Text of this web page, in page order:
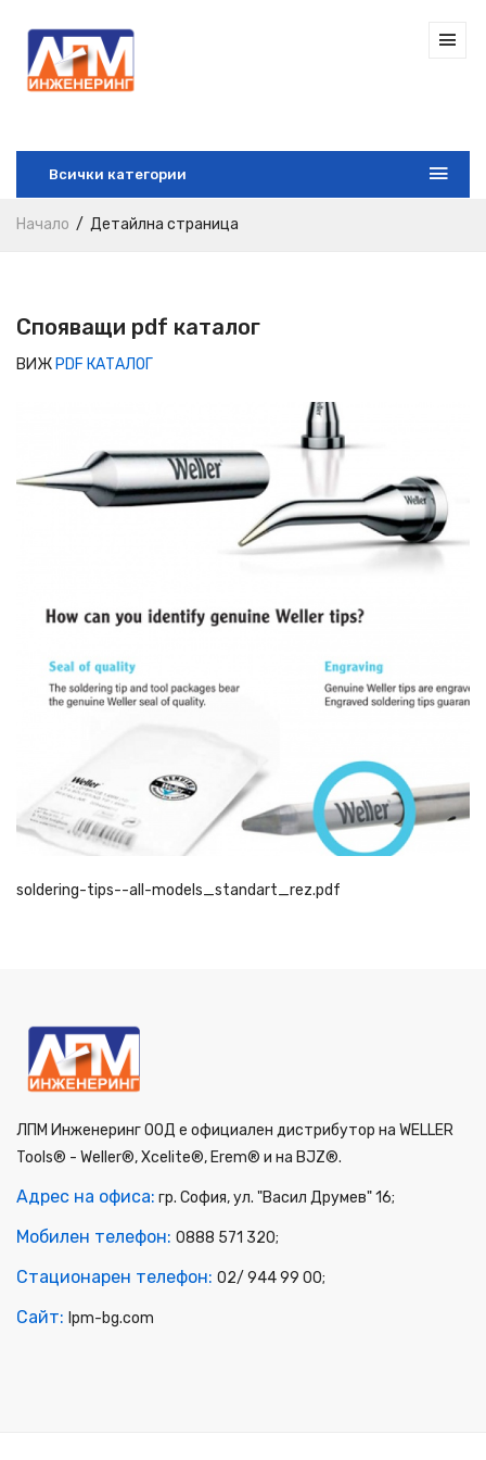
Всички категории
Начало Детайлна страница
Спояващи pdf каталог
ВИЖ PDF КАТАЛОГ
soldering-tips--all-models_standart_rez.pdf
ЛПМ Инженеринг ООД е официален дистрибутор на WELLER
Tools® - Weller®, Xcelite®, Erem® и на BJZ®.
Адрес на офиса: гр. София, ул. "Васил Друмев" 16;
Мобилен телефон: 0888 571 320;
Стационарен телефон: 02/ 944 99 00;
Сайт: lpm-bg.com